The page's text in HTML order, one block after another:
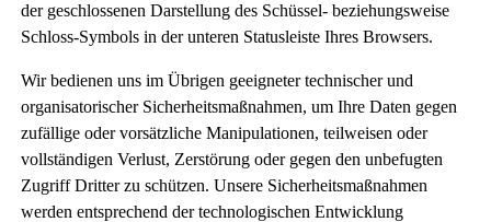
der geschlossenen Darstellung des Schüssel- beziehungsweise
Schloss-Symbols in der unteren Statusleiste Ihres Browsers.
Wir bedienen uns im Übrigen geeigneter technischer und
organisatorischer Sicherheitsmaßnahmen, um Ihre Daten gegen
zufällige oder vorsätzliche Manipulationen, teilweisen oder
vollständigen Verlust, Zerstörung oder gegen den unbefugten
Zugriff Dritter zu schützen. Unsere Sicherheitsmaßnahmen
werden entsprechend der technologischen Entwicklung